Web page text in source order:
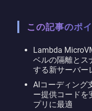
この記事のポ
Lambda
ベルの隔離とス
する新サーバー
AIコーディング
ー提供コードを
プリに最適